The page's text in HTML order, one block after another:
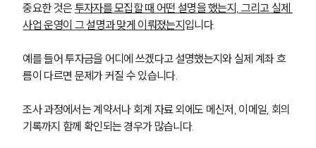
중요한 것은 투자자를 모집할 때 어떤 설명을 했는지, 그리고 실제
사업 운영이 그 설명과 맞게 이뤄졌는지 입니다.
예를 들어 투자금을 어디에 쓰겠다고 설명했는지와 실제 계좌 흐
름이 다르면 문제가 커질 수 있습니다.
조사 과정에서는 계약서나 회계 자료 외에도 메신저, 이메일, 회의
기록까지 함께 확인되는 경우가 많습니다.